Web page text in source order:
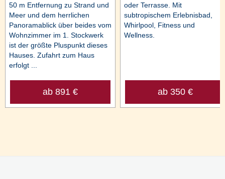
50 m Entfernung zu Strand und
Meer und dem herrlichen
Panoramablick über beides vom
Wohnzimmer im 1. Stockwerk
ist der größte Pluspunkt dieses
Hauses. Zufahrt zum Haus
erfolgt ...
ab 891 €
oder Terrasse. Mit
subtropischem Erlebnisbad,
Whirlpool, Fitness und
Wellness.
ab 350 €